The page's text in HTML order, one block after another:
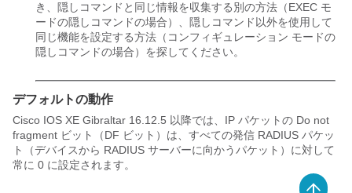
き、隠しコマンドと同じ情報を収集する別の方法（EXEC モ
ードの隠しコマンドの場合）、隠しコマンド以外を使用して
同じ機能を設定する方法（コンフィギュレーション モードの
隠しコマンドの場合）を探してください。
デフォルトの動作
Cisco IOS XE Gibraltar 16.12.5 以降では、IP パケットの Do not
fragment ビット（DF ビット）は、すべての発信 RADIUS パケッ
ト（デバイスから RADIUS サーバーに向かうパケット）に対して
常に 0 に設定されます。